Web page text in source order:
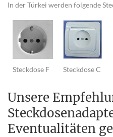
In der Türkei werden folgende
Steckdose F Steckdose C
Unsere
Eventualitäten